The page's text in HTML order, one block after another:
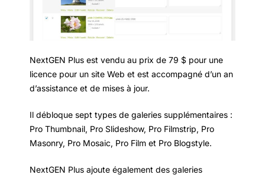
NextGEN Plus est vendu au prix de 79 $ pour une
licence pour un site Web et est accompagné d’un an
d’assistance et de mises à jour.
Il débloque sept types de galeries supplémentaires :
Pro Thumbnail, Pro Slideshow, Pro Filmstrip, Pro
Masonry, Pro Mosaic, Pro Film et Pro Blogstyle.
NextGEN Plus ajoute également des galeries